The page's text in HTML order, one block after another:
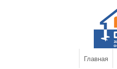
Главная